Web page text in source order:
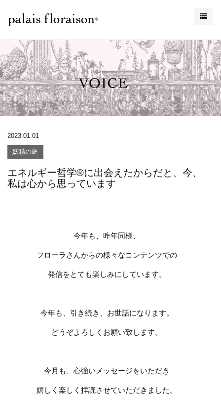
2023.01.01
妖精の庭
エネルギー哲学®に出会えたからだと、今、
私は心から思っています
今年も、昨年同様、
フローラさんからの様々なコンテンツでの
発信をとても楽しみにしています。
今年も、引き続き、お世話になります。
どうぞよろしくお願い致します。
今月も、心強いメッセージをいただき
嬉しく楽しく拝読させていただきました。